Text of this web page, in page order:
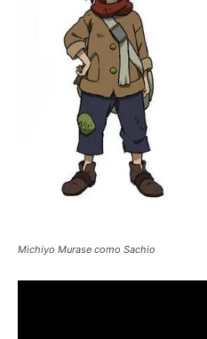
Michiyo Murase como Sachio